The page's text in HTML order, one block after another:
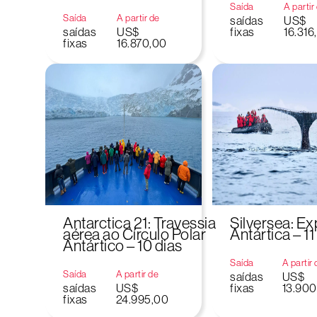
Saída
saídas
fixas
A partir de
US$
16.870,00
Saída
saídas
fixas
A partir
US$
Antarctica 21: Travessia
aérea ao Círculo Polar
Antártico – 10 dias
Saída
saídas
fixas
A partir de
US$
24.995,00
Silversea:
Antártica –
Saída
saídas
fixas
A partir
US$